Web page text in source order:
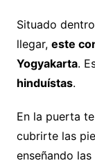
Situado
llegar, este
Yogyakarta.
hinduístas.
En la puerta
cubrirte las
enseñando